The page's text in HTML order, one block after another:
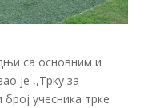
са основним и
је ,,Трку за
учесника трке